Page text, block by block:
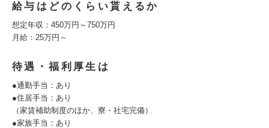
給与はどのくらい貰えるか
想定年収：450万円～750万円
月給：25万円～
待遇・福利厚生は
●通勤手当：あり
●住居手当：あり
（家賃補助制度のほか、寮・社宅完備）
●家族手当：あり